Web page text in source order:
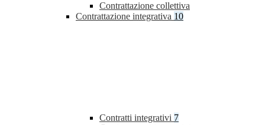
Contrattazione collettiva
Contrattazione integrativa 10
Contratti integrativi 7